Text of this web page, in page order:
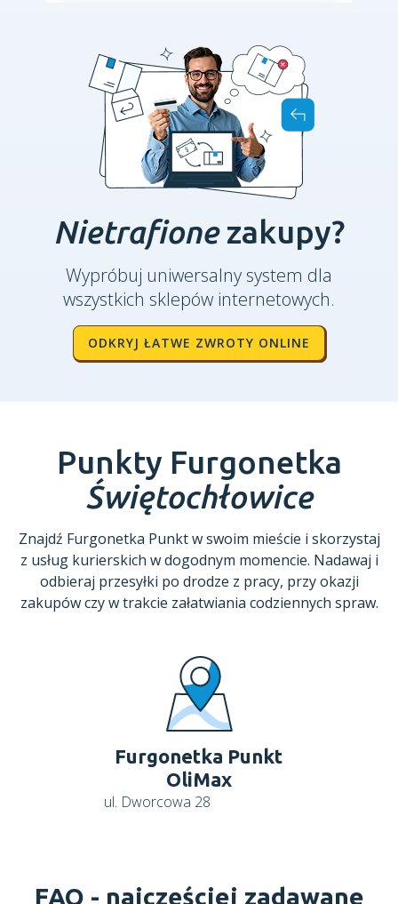
Nietrafionezakupy?
Wypróbuj uniwersalny system dla
wszystkich sklepów internetowych.
ODKRYJ ŁATWE ZWROTY ONLINE
Punkty Furgonetka
Świętochłowice
Znajdź Furgonetka Punkt w swoim mieście i skorzystaj
z usług kurierskich w dogodnym momencie. Nadawaj i
odbieraj przesyłki po drodze z pracy, przy okazji
zakupów czy w trakcie załatwiania codziennych spraw.
Furgonetka Punkt
OliMax
ul. Dworcowa 28
FAQ - najczęściej zadawane